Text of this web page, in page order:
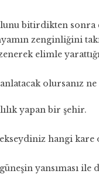
bitirdikten
zenginliğini
elimle
olursanız
yapan bir şehir.
hangi kare
yansıması ile